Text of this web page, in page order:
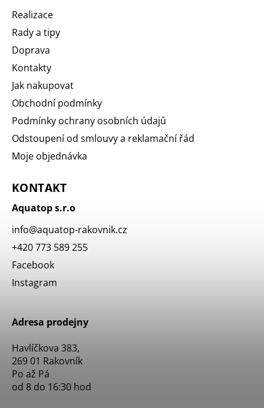
Realizace
Rady a tipy
Doprava
Kontakty
Jak nakupovat
Obchodní podmínky
Podmínky ochrany osobních údajů
Odstoupení od smlouvy a reklamační řád
Moje objednávka
KONTAKT
Aquatop s.r.o
info@aquatop-rakovnik.cz
+420 773 589 255
Facebook
Instagram
Adresa prodejny
Havlíčkova 383,
269 01 Rakovník
Po až Pá
od 8 do 16:30 hod